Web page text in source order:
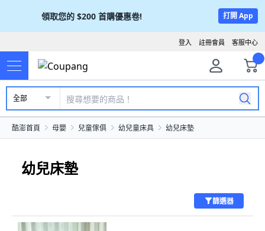
領取您的 $200 首購優惠卷! 打開 App
客服中心
註冊會員
登入
全部
酷澎首頁 母嬰 兒童傢俱 幼兒童床具 幼兒床墊
幼兒床墊
篩選器